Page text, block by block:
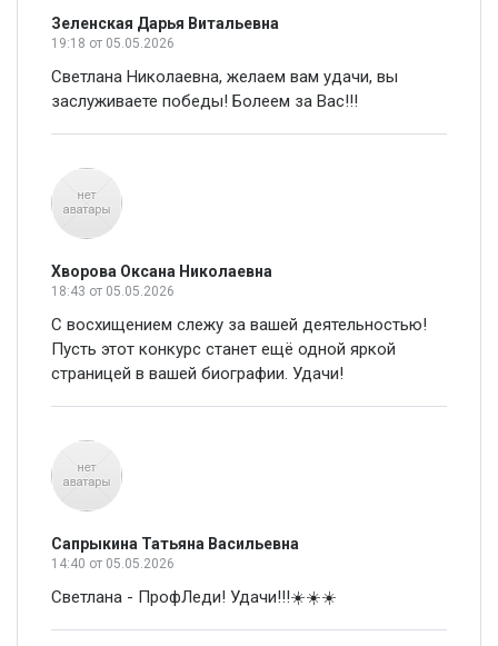
Зеленская Дарья Витальевна
19:18 от 05.05.2026
Светлана Николаевна, желаем вам удачи, вы
заслуживаете победы! Болеем за Вас!!!
Хворова Оксана Николаевна
18:43 от 05.05.2026
С восхищением слежу за вашей деятельностью!
Пусть этот конкурс станет ещё одной яркой
страницей в вашей биографии. Удачи!
Сапрыкина Татьяна Васильевна
14:40 от 05.05.2026
Светлана - ПрофЛеди! Удачи!!!☀️☀️☀️